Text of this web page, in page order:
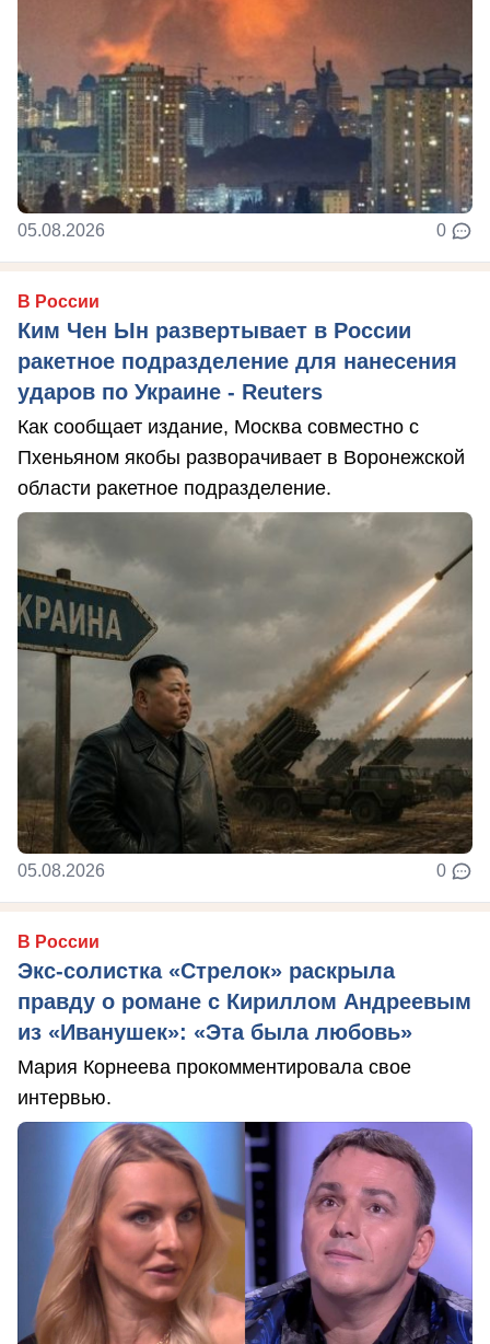
05.08.2026 0
В России
Ким Чен Ын развертывает в России
ракетное подразделение для нанесения
ударов по Украине - Reuters
Как сообщает издание, Москва совместно с
Пхеньяном якобы разворачивает в Воронежской
области ракетное подразделение.
05.08.2026 0
В России
Экс-солистка «Стрелок» раскрыла
правду о романе с Кириллом Андреевым
из «Иванушек»: «Эта была любовь»
Мария Корнеева прокомментировала свое
интервью.